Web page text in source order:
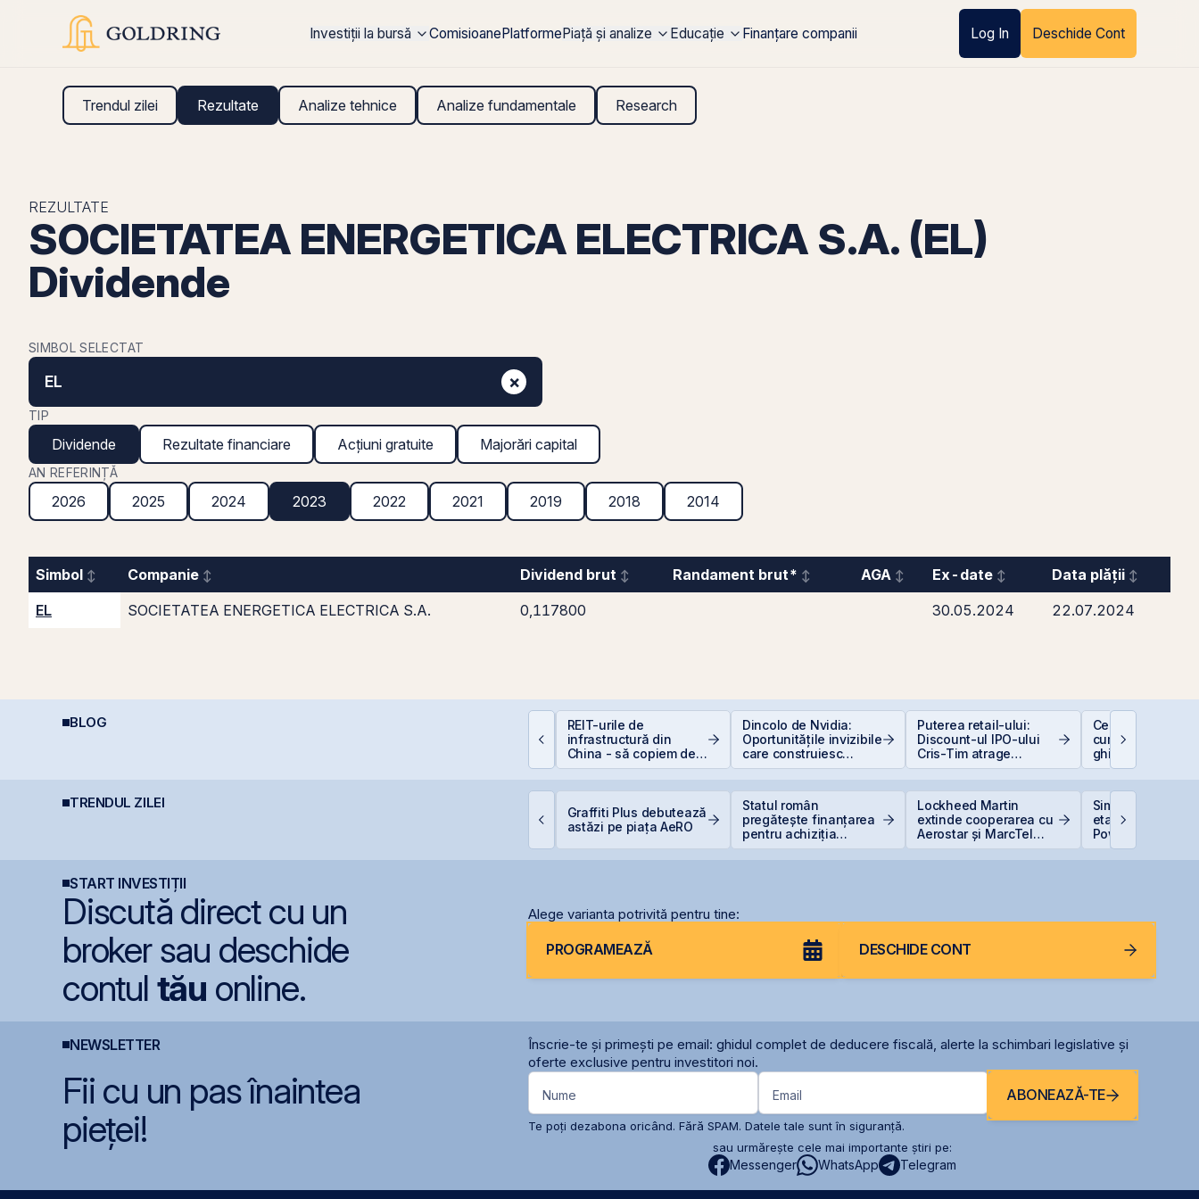
Investiții la bursă ComisioanePlatformePiață și analize Educație Finanțare companii Log In Deschide Cont
Trendul zilei Rezultate Analize tehnice Analize fundamentale Research
REZULTATE
SOCIETATEA ENERGETICA ELECTRICA S.A. (EL)
Dividende
SIMBOL SELECTAT
EL ×
TIP
Dividende Rezultate financiare Acțiuni gratuite Majorări capital
AN REFERINȚĂ
2026 2025 2024 2023 2022 2021 2019 2018 2014
Simbol Companie Dividend brut Randament brut* AGA Ex-date
Data plății
EL
SOCIETATEA ENERGETICA ELECTRICA S.A. 0,117800 30.05.2024 22.07.2024
BLOG
Șocurile petroliere:
REIT-urile de
infrastructură din
China - să copiem de
la cel ce copiază?!
Dincolo de Nvidia:
Oportunitățile invizibile
care construiesc
viitorul AI
Puterea retail-ului:
Discount-ul IPO-ului
Cris-Tim atrage
subscrieri de peste 2
a companiei
Ce sunt
cum
ghid complet
investitori în
TRENDUL ZILEI
Moody’s avertizează
Graffiti Plus debutează
astăzi pe piața AeRO
Statul român
pregătește finanțarea
pentru achiziția
Lockheed Martin
extinde cooperarea cu
Aerostar și MarcTel
Simtel Team
etapizat 14% din
Power pentru
lei și își reduce
START INVESTIȚII
Discută direct cu un
broker sau deschide
contul tău online.
Alege varianta potrivită pentru tine:
PROGRAMEAZĂ DESCHIDE CONT
NEWSLETTER
Înscrie-te și primești pe email: ghidul complet de deducere fiscală, alerte la schimbari legislative și
oferte exclusive pentru investitori noi.
Fii cu un pas înaintea
pieței!
Nume Email ABONEAZĂ-TE
Te poți dezabona oricând. Fără SPAM. Datele tale sunt în siguranță.
sau urmărește cele mai importante știri pe:
Messenger WhatsApp Telegram